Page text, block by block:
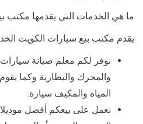
ما هي الخدمات التي يقدمها مكتب
يقدم مكتب بيع سيارات الكويت
نوفر لكم معلم صيانة
والمحرك والبطارية وكما
المياه والمكيف سيارة.
نعمل على بيعكم أفضل